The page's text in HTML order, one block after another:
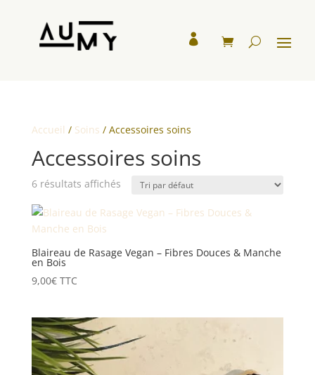

Accueil / Soins / Accessoires soins
Accessoires soins
6 résultats affichés
Blaireau de Rasage Vegan – Fibres Douces & Manche
en Bois
9,00€ TTC